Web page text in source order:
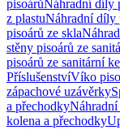
pisoárůNáhradní díly
z plastuNáhradní díly
pisoárů ze skla
stěny pisoárů ze
pisoárů ze sanitární
PříslušenstvíVíko
zápachové uzávěrky
a přechodky
kolena a přechodky